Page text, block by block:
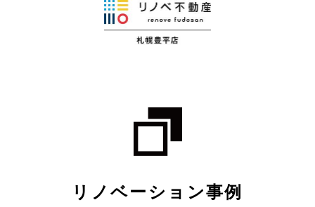
リノベーション事例